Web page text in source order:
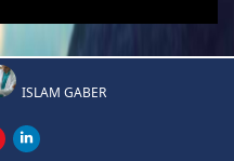
ISLAM GABER